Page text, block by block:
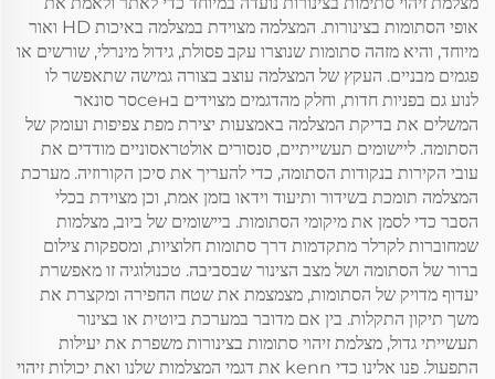
אופי הסתומות בצינורות. המצלמה מצוידת במצלמה באיכות HD ואור
מיוחד, והיא מזהה סתומות שנוצרו עקב פסולת, גידול מינרלי, שורשים או
פגמים מבניים. העקץ של המצלמה עוצב בצורה גמישה שתאפשר לו
לנוע גם בפניות חדות, וחלק מהדגמים מצוידים בсенסר סונאר
המשלים את בדיקת המצלמה באמצעות יצירת מפת צפיפות ועומק של
הסתומה. ליישומים תעשייתיים, סנסורים אולטראסוניים מודדים את
עובי הקירות בנקודות הסתומה, כדי להעריך את סיכן הקורוזיה. מערכת
המצלמה תומכת בשידור ותיעוד וידאו בזמן אמת, וכן מצוידת בכלי
הסבר כדי לסמן את מיקומי הסתומות. ביישומים של ביוב, מצלמות
שמחוברות לקרלר מתקדמות דרך סתומות חלוציות, ומספקות צילום
ברור של הסתומה ושל מצב הצינור שבסביבה. טכנולוגיה זו מאפשרת
יעדוף מדויק של הסתומות, מצמצמת את שטח החפירה ומקצרת את
משך תיקון התקלות. בין אם מדובר במערכת ביוטית או בצינור
תעשייתי גדול, מצלמת זיהוי סתומות בצינורות משפרת את יעילות
התפעול. פנו אלינו כדי kenn את דגמי המצלמות שלנו ואת יכולות זיהוי